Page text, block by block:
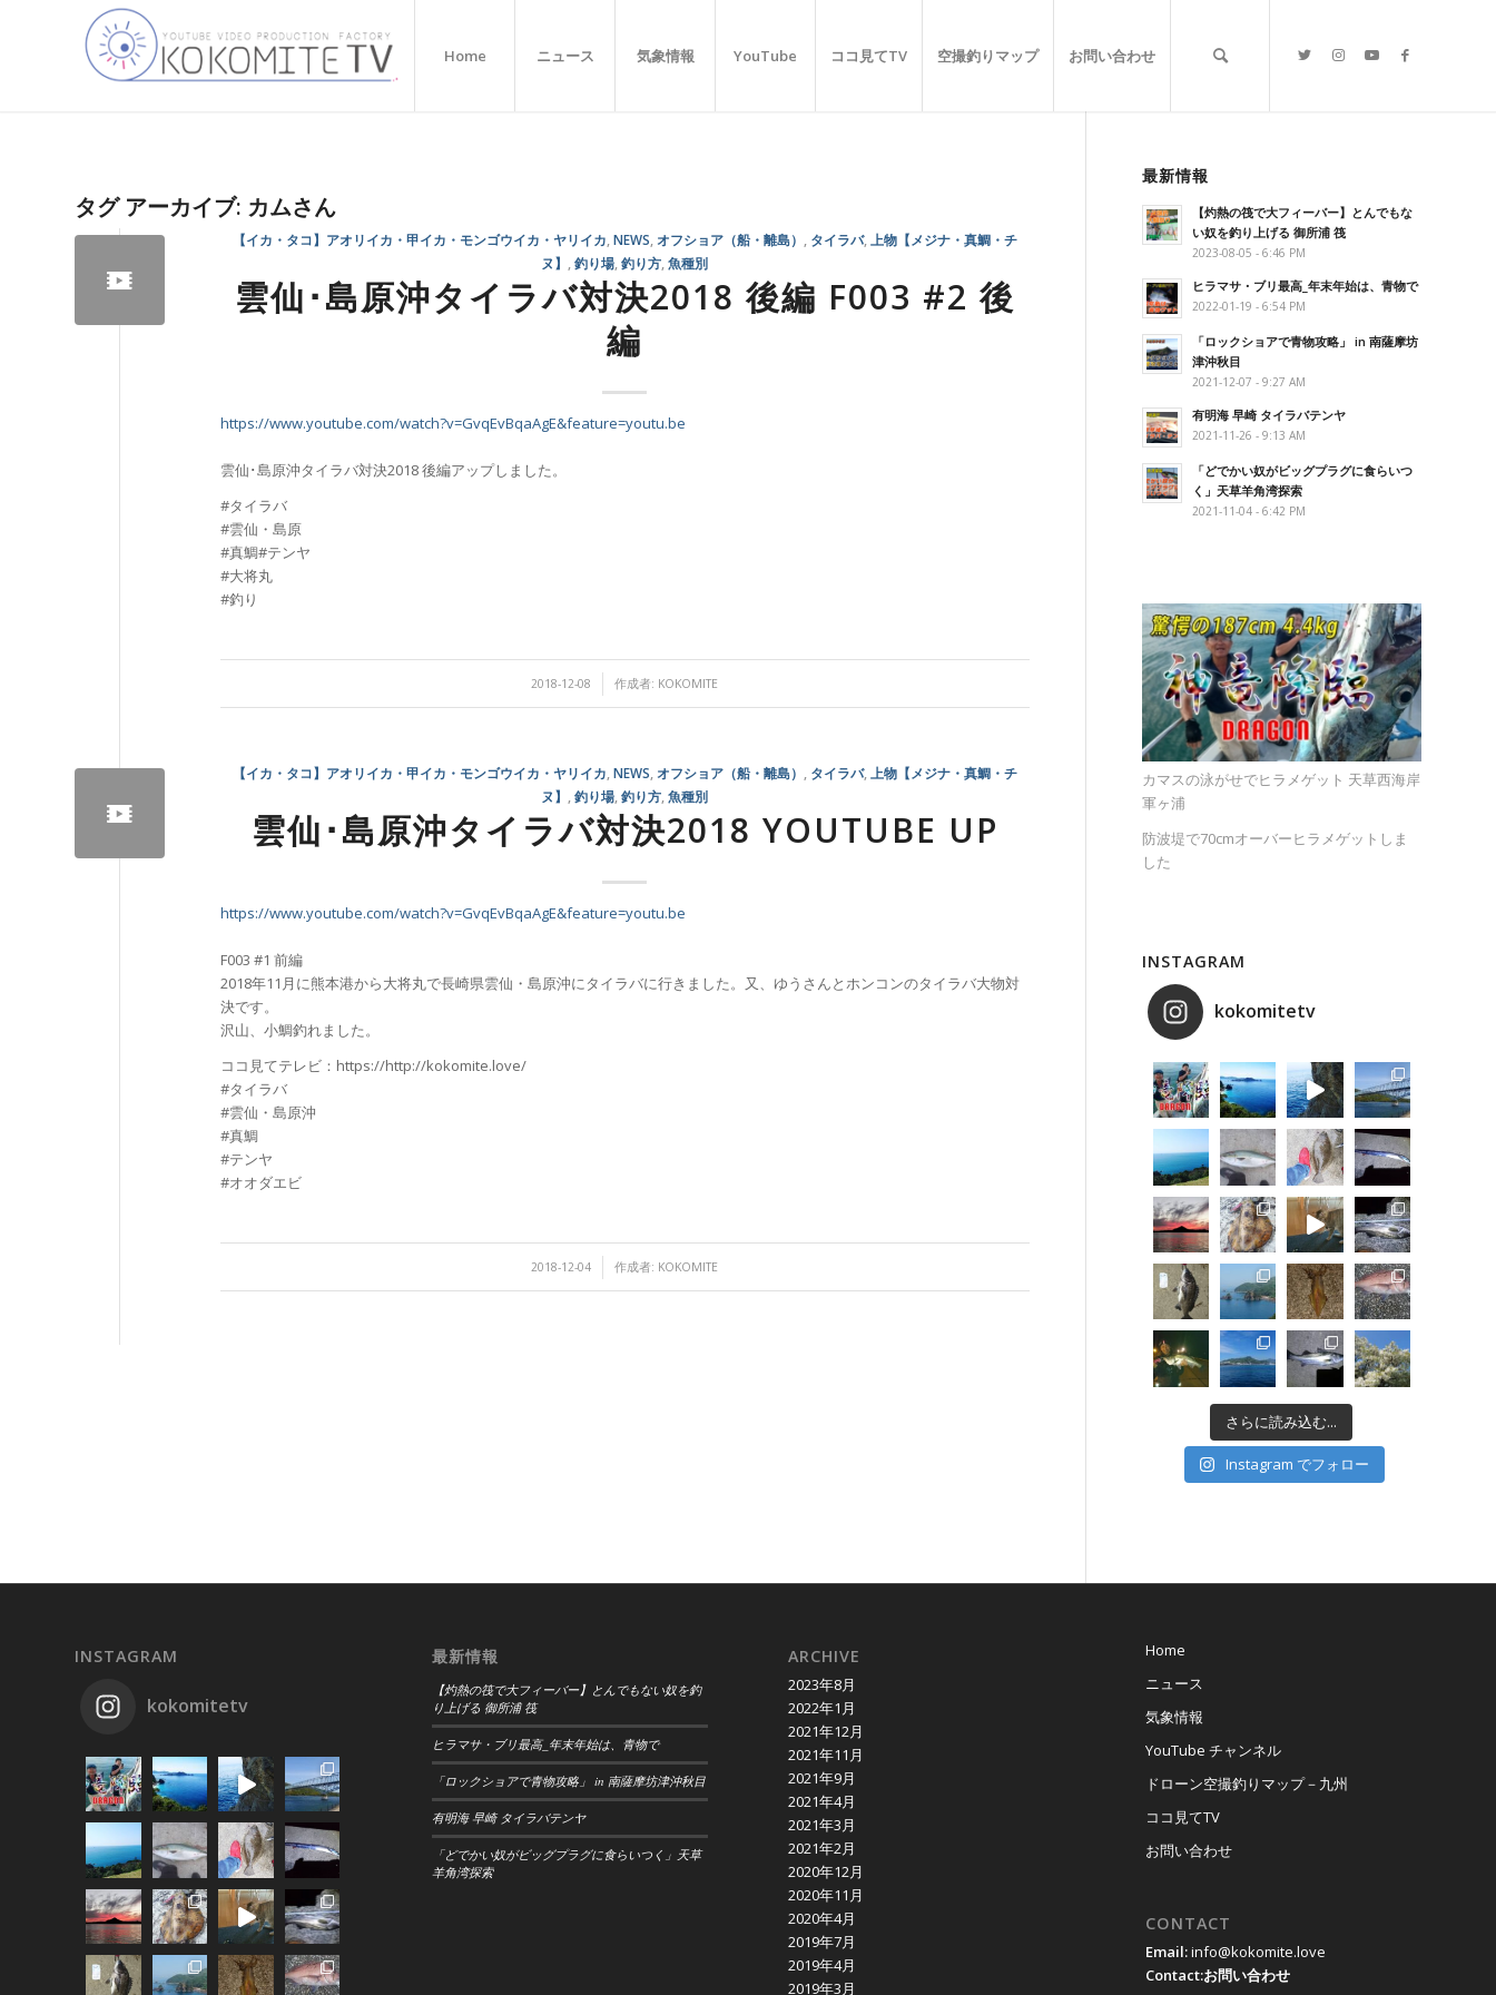
Home ニュース 気象情報 YouTube ココ見てTV 空撮釣りマップ お問い合わせ
タグ アーカイブ: カムさん
【イカ・タコ】アオリイカ・甲イカ・モンゴウイカ・ヤリイカ NEWS オフショア（船・離島） タイラバ,
上物【メジナ・真鯛・チ
ヌ】
,釣り場 ,釣り方 ,魚種別
雲仙･島原沖タイラバ対決2018 後編 F003 #2 後
編
https://www.youtube.com/watch?v=GvqEvBqaAgE&feature=youtu.be
雲仙･島原沖タイラバ対決2018 後編アップしました。
#タイラバ
#雲仙・島原
#真鯛#テンヤ
#大将丸
#釣り
2018-12-08
/ 作成者: KOKOMITE
【イカ・タコ】アオリイカ・甲イカ・モンゴウイカ・ヤリイカ NEWS オフショア（船・離島） タイラバ,
上物【メジナ・真鯛・チ
ヌ】
,釣り場 ,釣り方 ,魚種別
雲仙･島原沖タイラバ対決2018 YOUTUBE UP
https://www.youtube.com/watch?v=GvqEvBqaAgE&feature=youtu.be
F003 #1 前編
2018年11月に熊本港から大将丸で長崎県雲仙・島原沖にタイラバに行きました。又、ゆうさんとホンコンのタイラバ大物対
決です。
沢山、小鯛釣れました。
ココ見てテレビ：https://http://kokomite.love/
#タイラバ
#雲仙・島原沖
#真鯛
#テンヤ
#オオダエビ
2018-12-04
/ 作成者: KOKOMITE
最新情報
【灼熱の筏で大フィーバー】とんでもな
い奴を釣り上げる 御所浦 筏
2023-08-05 - 6:46 PM
ヒラマサ・ブリ最高_年末年始は、青物で
2022-01-19 - 6:54 PM
「ロックショアで青物攻略」 in 南薩摩坊
津沖秋目
2021-12-07 - 9:27 AM
有明海 早崎 タイラバテンヤ
2021-11-26 - 9:13 AM
「どでかい奴がビッグプラグに食らいつ
く」天草羊角湾探索
2021-11-04 - 6:42 PM
カマスの泳がせでヒラメゲット 天草西海岸
軍ヶ浦
防波堤で70cmオーバーヒラメゲットしま
した
INSTAGRAM
kokomitetv
さらに読み込む...
Instagram でフォロー
INSTAGRAM
kokomitetv
最新情報
【灼熱の筏で大フィーバー】とんでもない奴を釣
り上げる 御所浦 筏
ヒラマサ・ブリ最高_年末年始は、青物で
「ロックショアで青物攻略」 in 南薩摩坊津沖秋目
有明海 早崎 タイラバテンヤ
「どでかい奴がビッグプラグに食らいつく」天草
羊角湾探索
ARCHIVE
2023年8月
2022年1月
2021年12月
2021年11月
2021年9月
2021年4月
2021年3月
2021年2月
2020年12月
2020年11月
2020年4月
2019年7月
2019年4月
2019年3月
Home
ニュース
気象情報
YouTube チャンネル
ドローン空撮釣りマップ－九州
ココ見てTV
お問い合わせ
CONTACT
Email:info@kokomite.love
Contact:お問い合わせ